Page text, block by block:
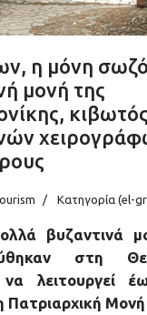
η μόνη
μονή της
κιβωτός
Κατηγορία (el-
βυζαντινά
στη
να λειτουργεί
Πατριαρχική